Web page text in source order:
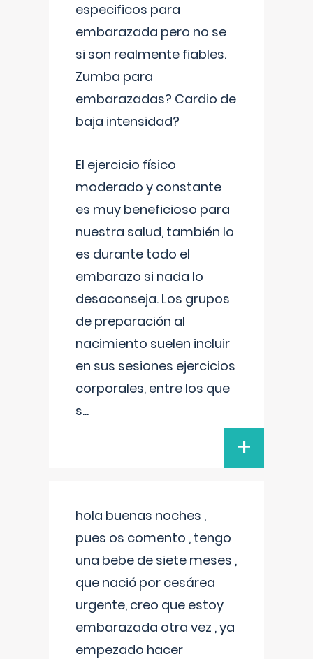
especificos para
embarazada pero no se
si son realmente fiables.
Zumba para
embarazadas? Cardio de
baja intensidad?
El ejercicio físico
moderado y constante
es muy beneficioso para
nuestra salud, también lo
es durante todo el
embarazo si nada lo
desaconseja. Los grupos
de preparación al
nacimiento suelen incluir
en sus sesiones ejercicios
corporales, entre los que
s...
+
hola buenas noches ,
pues os comento , tengo
una bebe de siete meses ,
que nació por cesárea
urgente, creo que estoy
embarazada otra vez , ya
empezado hacer